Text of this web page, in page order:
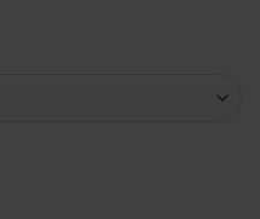
- Inox perforés